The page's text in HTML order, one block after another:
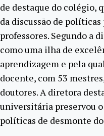
de destaque do colégio,
da discussão de
professores. Segundo a
como uma ilha de
aprendizagem e pela
docente, com 53
doutores. A diretora
universitária preservou
políticas de desmonte